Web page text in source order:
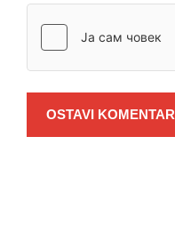
OSTAVI KOMENTAR